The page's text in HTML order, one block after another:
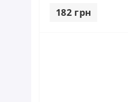
182 грн